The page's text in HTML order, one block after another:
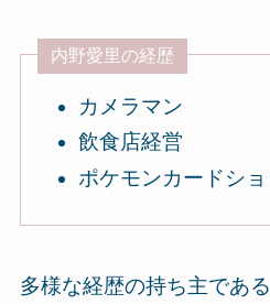
内野愛里の経歴
カメラマン
飲食店経営
ポケモンカードシ
多様な経歴の持ち主であ